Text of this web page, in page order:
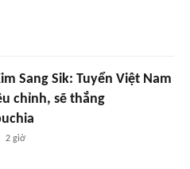
Sang Sik: Tuyển Việt Nam
chỉnh, sẽ thắng
2 giờ